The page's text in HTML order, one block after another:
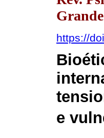
https://
e